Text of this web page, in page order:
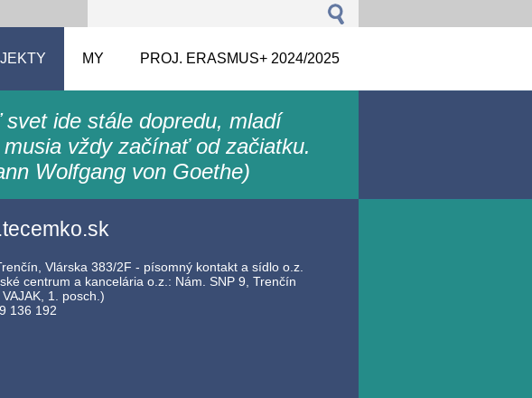
MY PROJ. ERASMUS+ 2024/2025
svet ide stále dopredu, mladí
vždy začínať od začiatku.
Wolfgang von Goethe)
Vlárska 383/2F - písomný kontakt a sídlo o.z.
centrum a kancelária o.z.: Nám. SNP 9, Trenčín
1. posch.)
136 192